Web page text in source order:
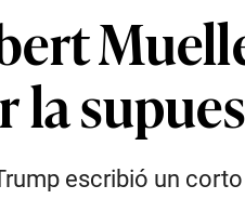
la
escribió un